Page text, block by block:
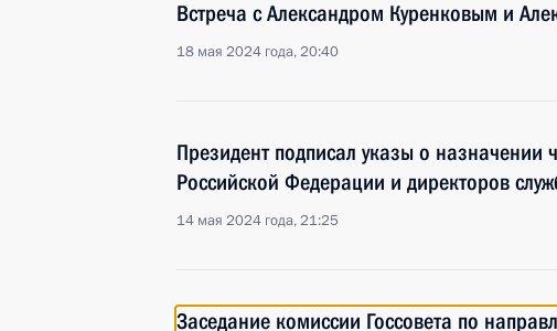
Встреча с Александром Куренковым и
18 мая 2024 года, 20:40
Президент подписал указы о назначении
Российской Федерации и директоров
14 мая 2024 года, 21:25
Заседание комиссии Госсовета по